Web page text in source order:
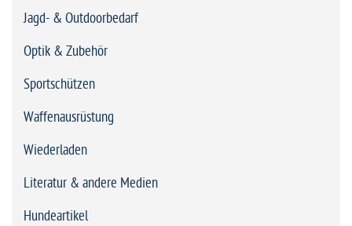
Jagd- & Outdoorbedarf
Optik & Zubehör
Sportschützen
Waffenausrüstung
Wiederladen
Literatur & andere Medien
Hundeartikel